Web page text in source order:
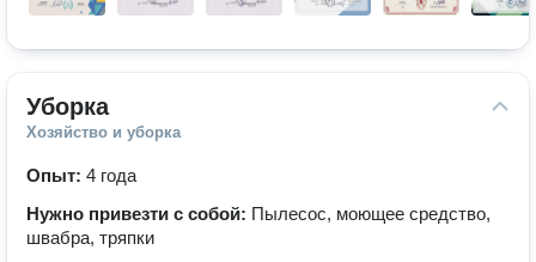
Уборка
Хозяйство и уборка
Опыт: 4 года
Нужно привезти с собой: Пылесос, моющее средство,
швабра, тряпки